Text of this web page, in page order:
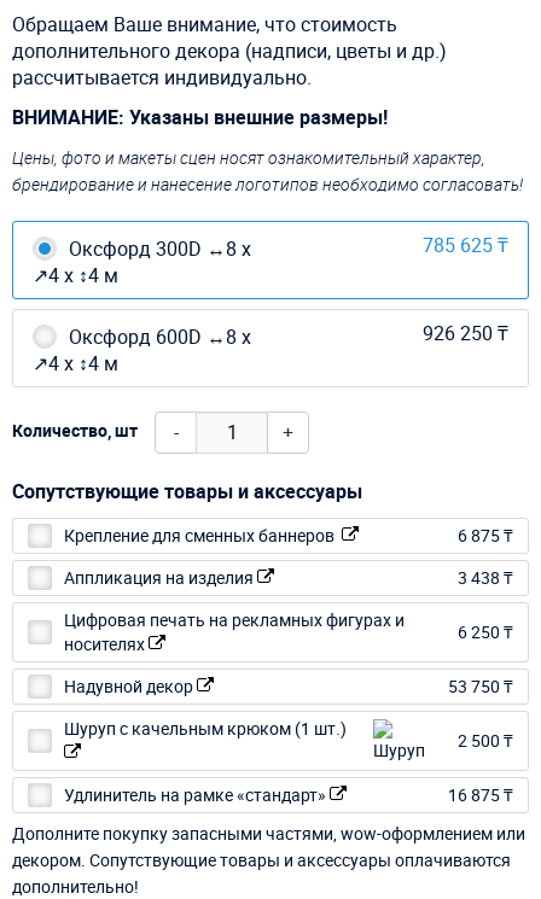
Обращаем Ваше внимание, что стоимость
дополнительного декора (надписи, цветы и др.)
рассчитывается индивидуально.
ВНИМАНИЕ: Указаны внешние размеры!
Цены, фото и макеты сцен носят ознакомительный характер,
брендирование и нанесение логотипов необходимо согласовать!
Оксфорд 300D ↔8 х
↗4 х ↕4 м
785 625 ₸
Оксфорд 600D ↔8 х
↗4 х ↕4 м
926 250 ₸
Количество, шт - +
Сопутствующие товары и аксессуары
Крепление для сменных баннеров
6 875 ₸
Аппликация на изделия
3 438 ₸
Цифровая печать на рекламных фигурах и
носителях
6 250 ₸
Надувной декор
53 750 ₸
Шуруп с качельным крюком (1 шт.)
2 500 ₸
Удлинитель на рамке «стандарт»
16 875 ₸
Дополните покупку запасными частями, wow-оформлением или
декором. Сопутствующие товары и аксессуары оплачиваются
дополнительно!